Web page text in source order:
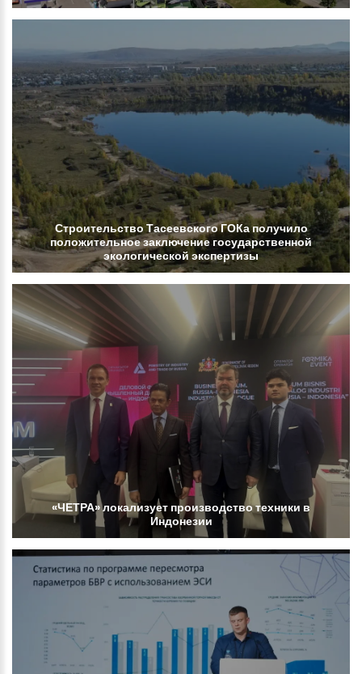
СтроительствоТасеевскогоГОКаполучило
положительноезаключение государственной
экологической экспертизы
«ЧЕТРА»локализует производствотехники в
Индонезии